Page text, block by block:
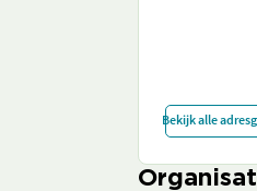
Bekijk alle